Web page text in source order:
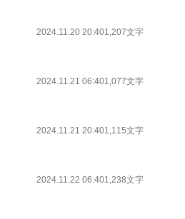
2024.11.20 20:401,207文字
2024.11.21 06:401,077文字
2024.11.21 20:401,115文字
2024.11.22 06:401,238文字